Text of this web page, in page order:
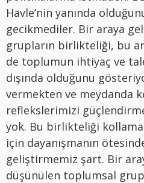
Havle’nin yanında
gecikmediler. Bir araya
grupların birlikteliği, bu
de toplumun ihtiyaç ve
dışında olduğunu
vermekten ve meydanda
reflekslerimizi
yok. Bu birlikteliği
için dayanışmanın
geliştirmemiz şart. Bir
düşünülen toplumsal